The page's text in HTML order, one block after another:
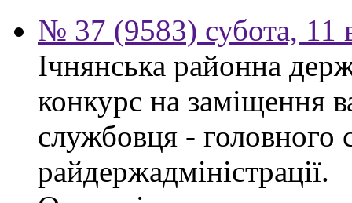
№ 37 (9583) субота, 11
Ічнянська районна
конкурс на заміщення
службовця - головного
райдержадміністрації.